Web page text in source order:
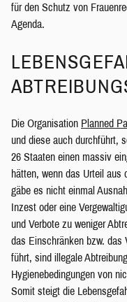
für den Schutz von
Agenda.
Die Organisation Planned
und diese auch durchführt,
26 Staaten einen massiv
hätten, wenn das Urteil aus
gäbe es nicht einmal
Inzest oder eine
und Verbote zu weniger
das Einschränken bzw. das
führt, sind illegale
Hygienebedingungen von
Somit steigt die